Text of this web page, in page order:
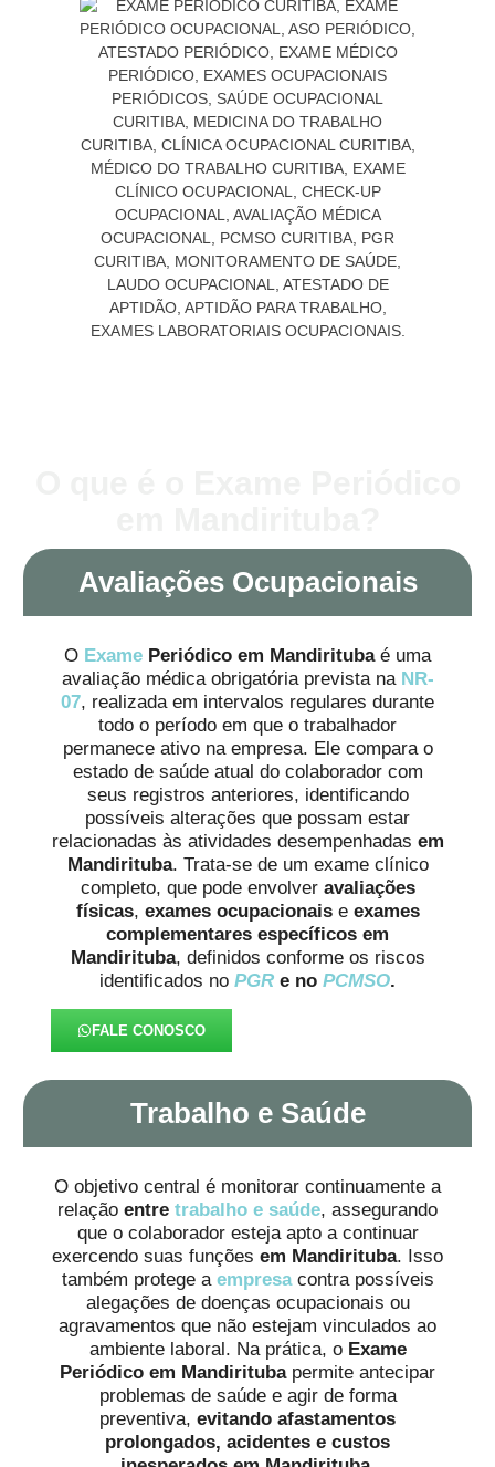
Avaliações Ocupacionais
O Exame Periódico em Mandiritubaé uma
avaliação médica obrigatória prevista na NR-
07, realizada em intervalos regulares durante
todo o período em que o trabalhador
permanece ativo na empresa. Ele compara o
estado de saúde atual do colaborador com
seus registros anteriores, identificando
possíveis alterações que possam estar
relacionadas às atividades desempenhadas em
Mandirituba. Trata-se de um exame clínico
completo, que pode envolver avaliações
físicas, exames ocupacionaise exames
complementares específicos em
Mandirituba, definidos conforme os riscos
identificados no PGR e no PCMSO.
FALE CONOSCO
Trabalho e Saúde
O objetivo central é monitorar continuamente a
relação entre trabalho e saúde, assegurando
que o colaborador esteja apto a continuar
exercendo suas funções em Mandirituba. Isso
também protege a empresa contra possíveis
alegações de doenças ocupacionais ou
agravamentos que não estejam vinculados ao
ambiente laboral. Na prática, o Exame
Periódico em Mandiritubapermite antecipar
problemas de saúde e agir de forma
preventiva, evitando afastamentos
prolongados, acidentes e custos